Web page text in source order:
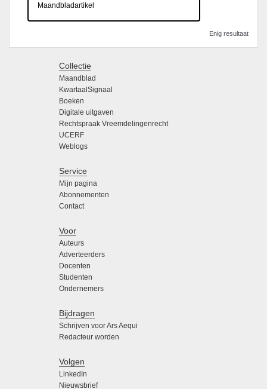
Maandbladartikel
Enig resultaat
Collectie
Maandblad
KwartaalSignaal
Boeken
Digitale uitgaven
Rechtspraak Vreemdelingenrecht
UCERF
Weblogs
Service
Mijn pagina
Abonnementen
Contact
Voor
Auteurs
Adverteerders
Docenten
Studenten
Ondernemers
Bijdragen
Schrijven voor Ars Aequi
Redacteur worden
Volgen
LinkedIn
Nieuwsbrief